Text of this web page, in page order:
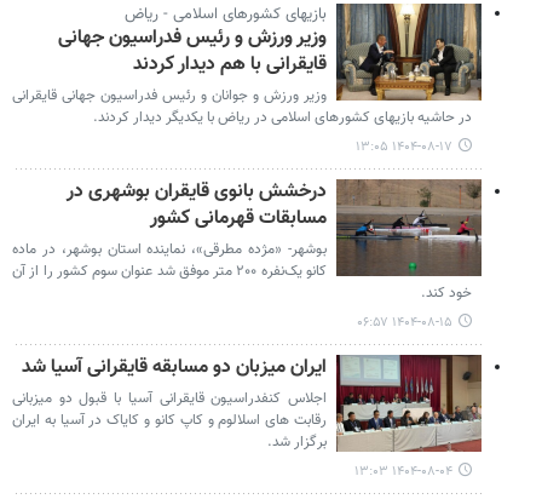
بازیهای کشورهای اسلامی - ریاض
وزیر ورزش و رئیس فدراسیون جهانی
قایقرانی با هم دیدار کردند
وزیر ورزش و جوانان و رئیس فدراسیون جهانی قایقرانی
در حاشیه بازیهای کشورهای اسلامی در ریاض با یکدیگر دیدار کردند.
۱۴۰۴-۰۸-۱۷ ۱۳:۰۵
درخشش بانوی قایقران بوشهری در
مسابقات قهرمانی کشور
بوشهر- «مژده مطرقی»، نماینده استان بوشهر، در ماده
کانو یک‌نفره ۲۰۰ متر موفق شد عنوان سوم کشور را از آن
خود کند.
۱۴۰۴-۰۸-۱۵ ۰۶:۵۷
ایران میزبان دو مسابقه قایقرانی آسیا شد
اجلاس کنفدراسیون قایقرانی آسیا با قبول دو میزبانی
رقابت های اسلالوم و کاپ کانو و کایاک در آسیا به ایران
برگزار شد.
۱۴۰۴-۰۸-۰۴ ۱۳:۰۳